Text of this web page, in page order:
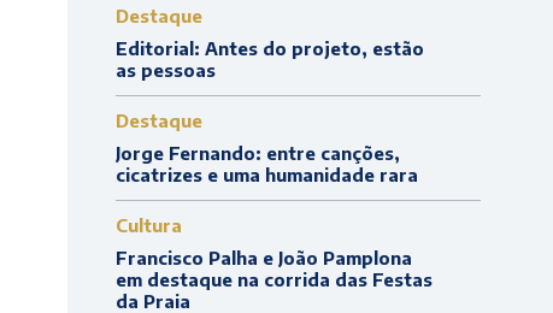
Destaque
Editorial: Antes do projeto, estão
as pessoas
Destaque
Jorge Fernando: entre canções,
cicatrizes e uma humanidade rara
Cultura
Francisco Palha e João Pamplona
em destaque na corrida das Festas
da Praia